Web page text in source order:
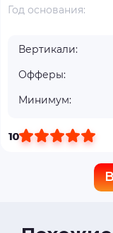
Год основания:
Вертикали:
Офферы:
Минимум:
10